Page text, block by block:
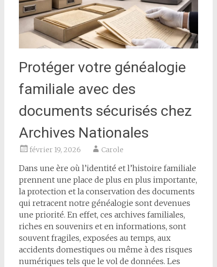
Protéger votre généalogie
familiale avec des
documents sécurisés chez
Archives Nationales
février 19, 2026 Carole
Dans une ère où l’identité et l’histoire familiale
prennent une place de plus en plus importante,
la protection et la conservation des documents
qui retracent notre généalogie sont devenues
une priorité. En effet, ces archives familiales,
riches en souvenirs et en informations, sont
souvent fragiles, exposées au temps, aux
accidents domestiques ou même à des risques
numériques tels que le vol de données. Les